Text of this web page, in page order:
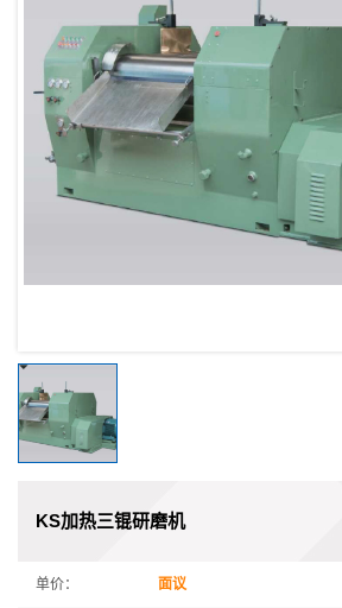
KS加热三锟研磨机
单价： 面议